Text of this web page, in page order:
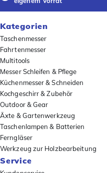
Kategorien
Taschenmesser
Fahrtenmesser
Multitools
Messer Schleifen & Pflege
Küchenmesser & Schneiden
Kochgeschirr & Zubehör
Outdoor & Gear
Äxte & Gartenwerkzeug
Taschenlampen & Batterien
Ferngläser
Werkzeug zur Holzbearbeitung
Service